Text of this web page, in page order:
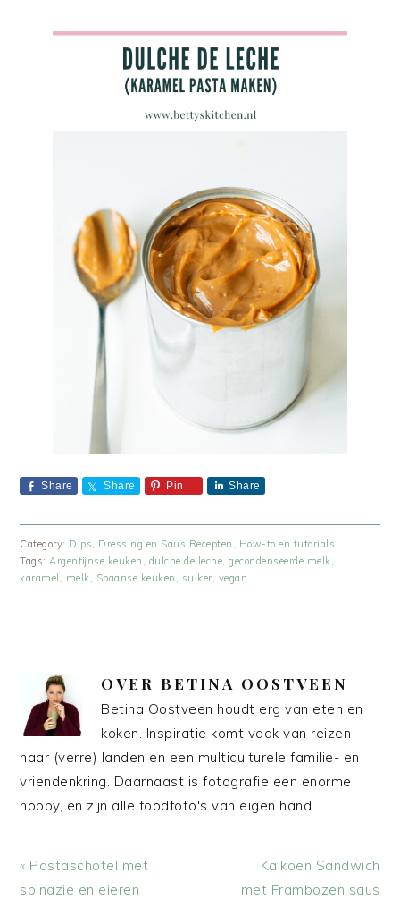
Share Share Pin Share
Category: Dips, Dressing en Saus Recepten
How-to en tutorials
Tags: Argentijnse keuken dulche de leche ,gecondenseerde melk
karamel
melk Spaanse keuken suiker vegan
OVER BETINA OOSTVEEN
Betina Oostveen houdt erg van eten en
koken. Inspiratie komt vaak van reizen
naar (verre) landen en een multiculturele familie- en
vriendenkring. Daarnaast is fotografie een enorme
hobby, en zijn alle foodfoto's van eigen hand.
Vorig
bericht:
« Pastaschotel met
spinazie en eieren
Volgend
bericht:
Kalkoen Sandwich
met Frambozen saus